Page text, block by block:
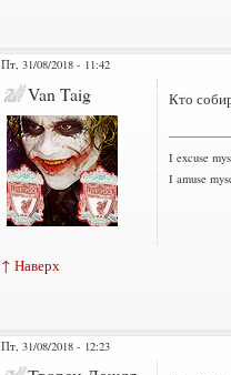
Пт, 31/08/2018 - 11:42
Van Taig Кто
I excuse
I amuse
↑ Наверх
Пт, 31/08/2018 - 12:23